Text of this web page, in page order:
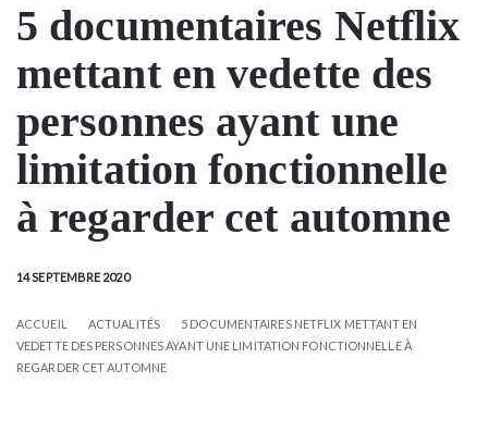
5 documentaires Netflix
mettant en vedette des
personnes ayant une
limitation fonctionnelle
à regarder cet automne
14 SEPTEMBRE 2020
ACCUEIL ACTUALITÉS
5 DOCUMENTAIRES NETFLIX METTANT EN
VEDETTE DES PERSONNES AYANT UNE LIMITATION FONCTIONNELLE À
REGARDER CET AUTOMNE